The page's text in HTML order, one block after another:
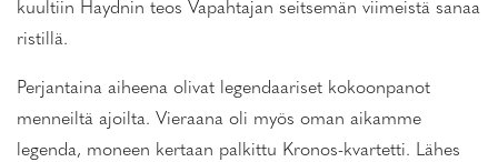
kuultiin Haydnin teos Vapahtajan seitsemän viimeistä sanaa
ristillä.
Perjantaina aiheena olivat legendaariset kokoonpanot
menneiltä ajoilta. Vieraana oli myös oman aikamme
legenda, moneen kertaan palkittu Kronos-kvartetti. Lähes